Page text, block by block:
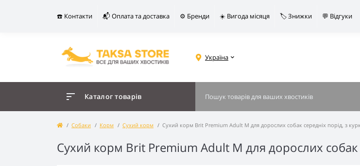
☎️ Контакти 📬 Оплата та доставка ⚙️ Бренди ☀️ Вигода місяця 🏷️ Знижки 💬 Відгуки
Україна
Каталог товарів
Собаки Корм Сухий корм Сухий корм Brit Premium Adult M для дорослих собак середніх порід, з
Сухий корм Brit Premium Adult M для дорослих собак